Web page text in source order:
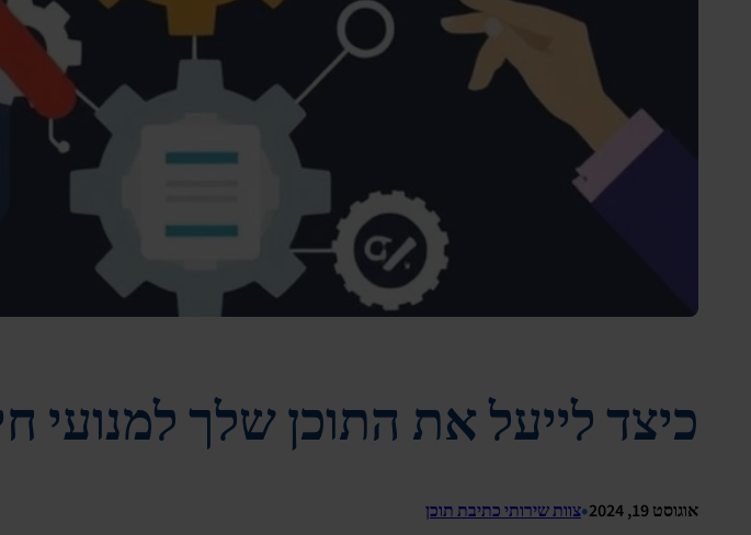
כיצד לייעל את התוכן שלך
אוגוסט 19, 2024 •צוות שירותי כתיבת תוכן